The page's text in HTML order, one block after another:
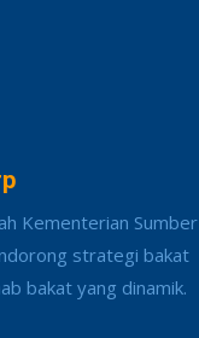
Kementerian Sumber
strategi bakat
bakat yang dinamik.